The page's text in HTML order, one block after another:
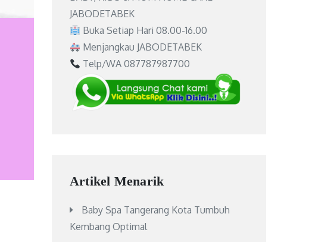
JABODETABEK
Buka Setiap Hari 08.00-16.00
Menjangkau JABODETABEK
Telp/WA 087787987700
Artikel Menarik
Baby Spa Tangerang Kota Tumbuh
Kembang Optimal